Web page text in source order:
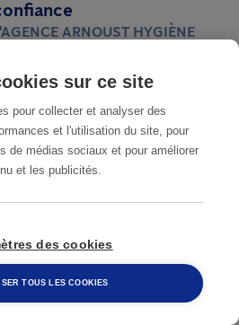
ARNOUST HYGIÈNE
à votre écoute
et efficaces
dans
sur ce site
pour collecter et analyser des
et l'utilisation du site, pour
de médias sociaux et pour améliorer
et les publicités.
des cookies
TOUS LES COOKIES